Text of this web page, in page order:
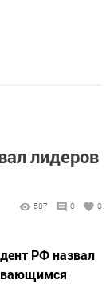
лидеров
587 0 0
РФ назвал